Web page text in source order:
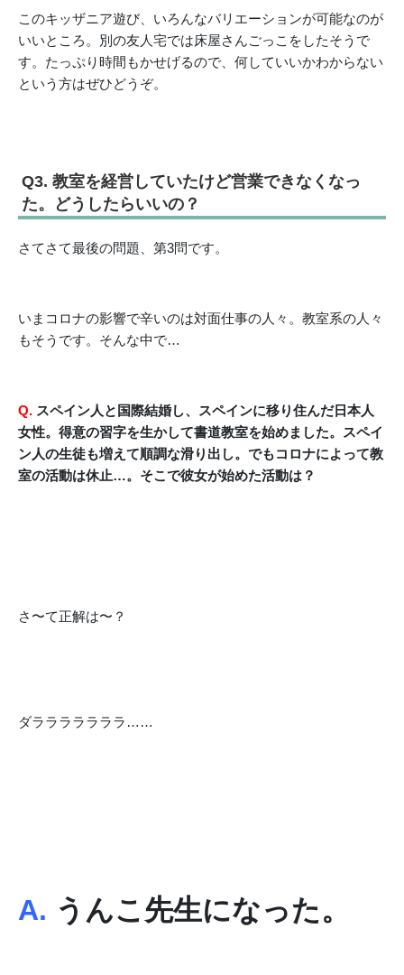
このキッザニア遊び、いろんなバリエーションが可能なのが
いいところ。別の友人宅では床屋さんごっこをしたそうで
す。たっぷり時間もかせげるので、何していいかわからない
という方はぜひどうぞ。
Q3. 教室を経営していたけど営業できなくなっ
た。どうしたらいいの？
さてさて最後の問題、第3問です。
いまコロナの影響で辛いのは対面仕事の人々。教室系の人々
もそうです。そんな中で…
Q. スペイン人と国際結婚し、スペインに移り住んだ日本人
女性。得意の習字を生かして書道教室を始めました。スペイ
ン人の生徒も増えて順調な滑り出し。でもコロナによって教
室の活動は休止…。そこで彼女が始めた活動は？
さ〜て正解は〜？
ダラララララララ……
A. うんこ先生になった。